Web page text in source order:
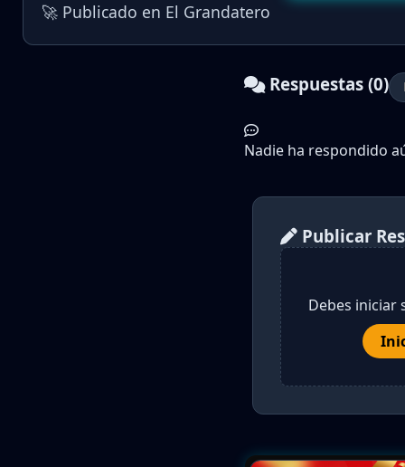
🚀 Publicado en El Grandatero
Respuestas (0)
Nadie ha respondido
Publicar
Debes iniciar